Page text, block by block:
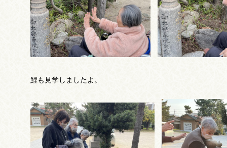
鯉も見学しましたよ。